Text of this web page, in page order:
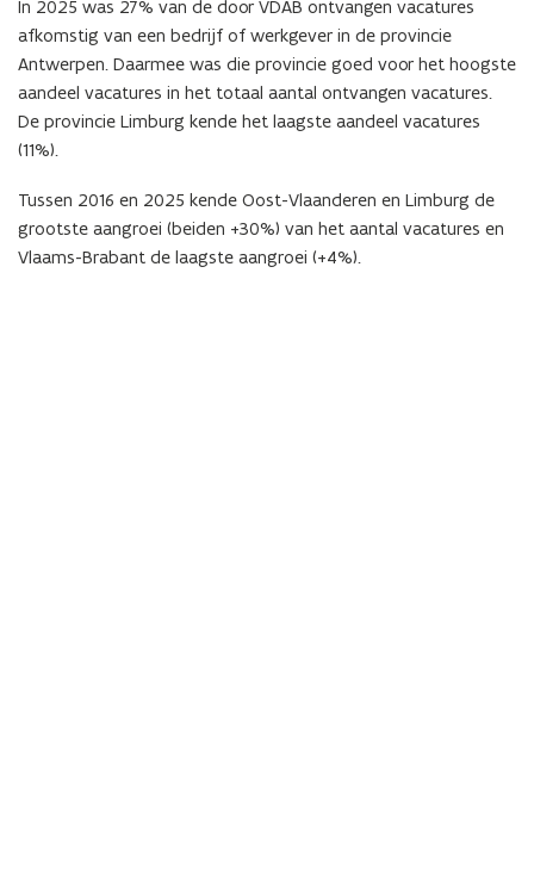
In 2025 was 27% van de door VDAB ontvangen vacatures
afkomstig van een bedrijf of werkgever in de provincie
Antwerpen. Daarmee was die provincie goed voor het hoogste
aandeel vacatures in het totaal aantal ontvangen vacatures.
De provincie Limburg kende het laagste aandeel vacatures
(11%).
Tussen 2016 en 2025 kende Oost-Vlaanderen en Limburg de
grootste aangroei (beiden +30%) van het aantal vacatures en
Vlaams-Brabant de laagste aangroei (+4%).